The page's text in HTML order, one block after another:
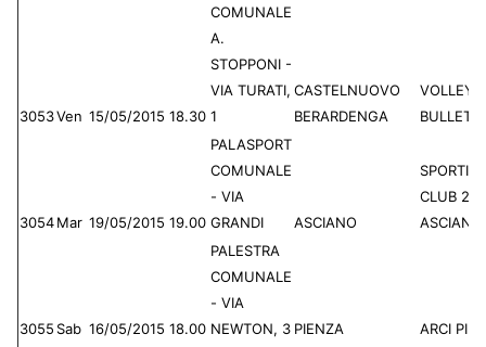
3053Ven 15/05/2015 18.30
COMUNALE
A.
STOPPONI -
VIA TURATI,
1
CASTELNUOVO
BERARDENGA
VOLLEY
3054Mar 19/05/2015 19.00
PALASPORT
COMUNALE
- VIA
GRANDI
ASCIANO
CLUB
3055 Sab 16/05/2015 18.00
PALESTRA
COMUNALE
- VIA
NEWTON, 3 PIENZA ARCI